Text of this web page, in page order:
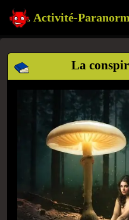
Activité-
La